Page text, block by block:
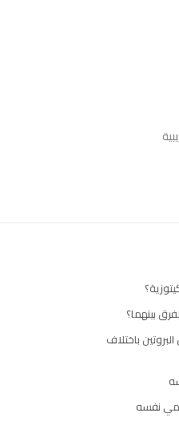
بينهما؟
باختلاف
نفسه